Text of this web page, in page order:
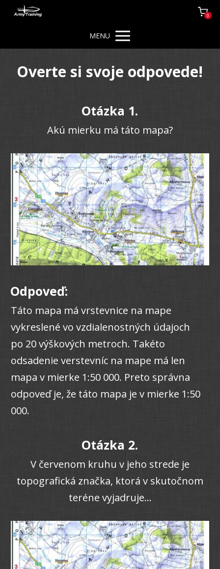
0
MENU
Overte si svoje odpovede!
Otázka 1.
Akú mierku má táto mapa?
Odpoveď:
Táto mapa má vrstevnice na mape
vykreslené vo vzdialenostných údajoch
po 20 výškových metroch. Takéto
odsadenie verstevníc na mape má len
mapa v mierke 1:50 000. Preto správna
odpoveď je, že táto mapa je v mierke 1:50
000.
Otázka 2.
V červenom kruhu v jeho strede je
topografická značka, ktorá v skutočnom
teréne vyjadruje...